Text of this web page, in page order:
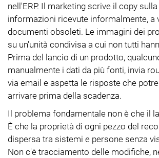
nell'ERP. Il marketing scrive il copy
informazioni ricevute informalmente, a
documenti obsoleti. Le immagini dei
su un'unità condivisa a cui non tutti
Prima del lancio di un prodotto,
manualmente i dati da più fonti, invia
via email e aspetta le risposte che
arrivare prima della scadenza.
Il problema fondamentale non è che il
È che la proprietà di ogni pezzo del
dispersa tra sistemi e persone senza
Non c'è tracciamento delle modifiche,